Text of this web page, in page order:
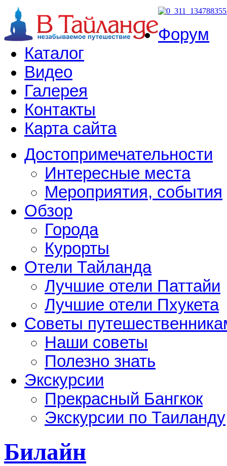
Форум
Каталог
Видео
Галерея
Контакты
Карта сайта
Достопримечательности
Интересные места
Мероприятия, события
Обзор
Города
Курорты
Отели Тайланда
Лучшие отели Паттайи
Лучшие отели Пхукета
Советы
Наши советы
Полезно знать
Экскурсии
Прекрасный Бангкок
Экскурсии по Таиланду
Билайн